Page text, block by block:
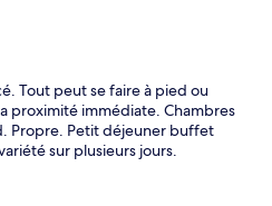
Tout peut se faire à pied ou
proximité immédiate. Chambres
Propre. Petit déjeuner buffet
sur plusieurs jours.